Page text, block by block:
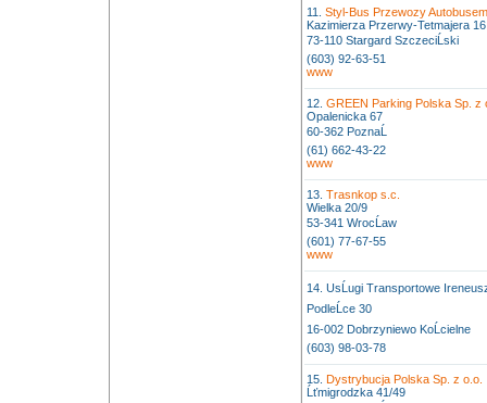
11. Styl-Bus Przewozy Autobusem
Kazimierza Przerwy-Tetmajera 16
73-110 Stargard SzczeciĹski
(603) 92-63-51
www
12. GREEN Parking Polska Sp. z
Opalenicka 67
60-362 PoznaĹ
(61) 662-43-22
www
13. Trasnkop s.c.
Wielka 20/9
53-341 WrocĹaw
(601) 77-67-55
www
14. UsĹugi Transportowe
PodleĹce 30
16-002 Dobrzyniewo KoĹcielne
(603) 98-03-78
15. Dystrybucja Polska Sp. z o.o.
Ĺťmigrodzka 41/49